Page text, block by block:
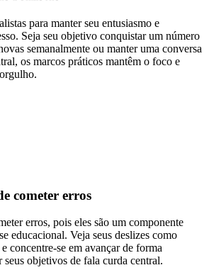
para manter seu entusiasmo e
Seja seu objetivo conquistar um número
semanalmente ou manter uma conversa
os marcos práticos mantêm o foco e
cometer erros
erros, pois eles são um componente
educacional. Veja seus deslizes como
concentre-se em avançar de forma
seus objetivos de fala curda central.